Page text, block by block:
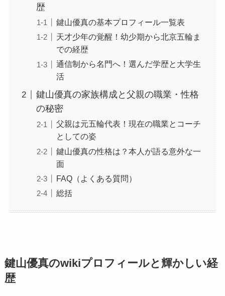
歴
鍵山優真の基本プロフィール一覧表
天才少年の覚醒！幼少期から北京五輪ま
での経歴
通信制から名門へ！選んだ学歴と大学生
活
鍵山優真の家族構成と父親の職業・性格
の秘密
父親は元五輪代表！現在の職業とコーチ
としての姿
鍵山優真の性格は？本人が語る意外な一
面
FAQ（よくある質問）
総括
鍵山優真のwikiプロフィールと輝かしい経
歴